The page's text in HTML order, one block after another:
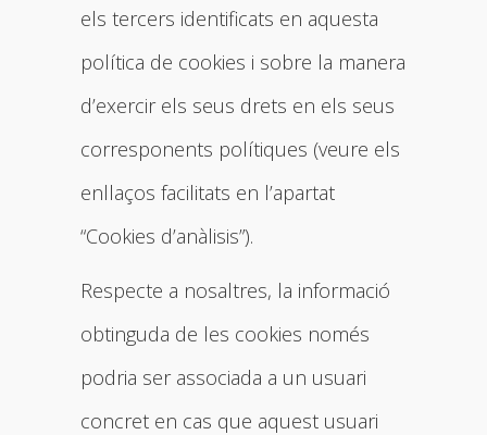
els tercers identificats en aquesta
política de cookies i sobre la manera
d’exercir els seus drets en els seus
corresponents polítiques (veure els
enllaços facilitats en l’apartat
“Cookies d’anàlisis”).
Respecte a nosaltres, la informació
obtinguda de les cookies només
podria ser associada a un usuari
concret en cas que aquest usuari